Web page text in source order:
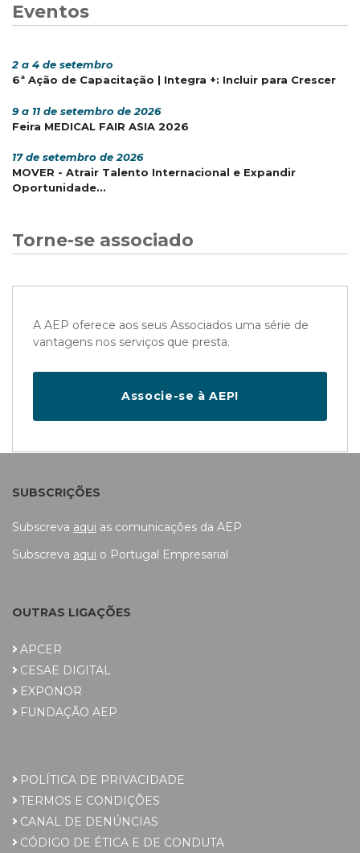
Eventos
2 a 4 de setembro
6ª Ação de Capacitação | Integra +: Incluir para Crescer
9 a 11 de setembro de 2026
Feira MEDICAL FAIR ASIA 2026
17 de setembro de 2026
MOVER - Atrair Talento Internacional e Expandir
Oportunidade...
Torne-se associado
A AEP oferece aos seus Associados uma série de
vantagens nos serviços que presta.
Associe-se à AEP!
SUBSCRIÇÕES
Subscreva aqui as comunicações da AEP
Subscreva aqui o Portugal Empresarial
OUTRAS LIGAÇÕES
APCER
CESAE DIGITAL
EXPONOR
FUNDAÇÃO AEP
POLÍTICA DE PRIVACIDADE
TERMOS E CONDIÇÕES
CANAL DE DENÚNCIAS
CÓDIGO DE ÉTICA E DE CONDUTA